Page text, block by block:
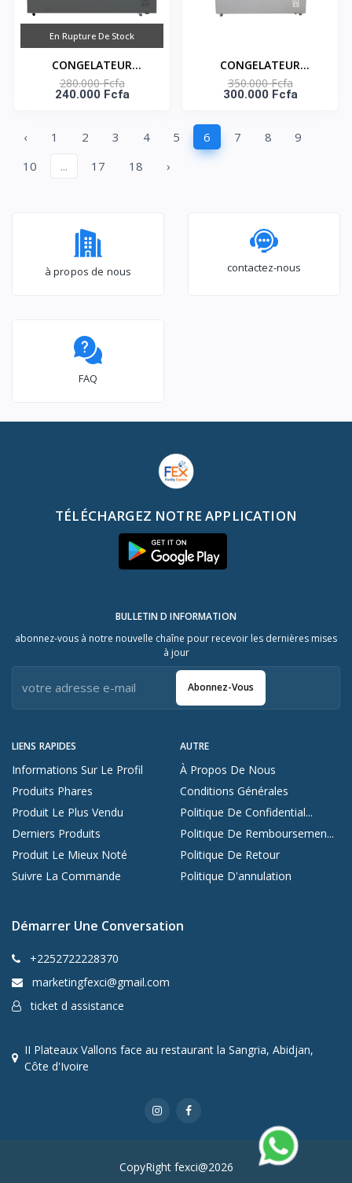
En Rupture De Stock
CONGELATEUR
HORIZONTAL UNE
PORTE GRIS AVEC
600WA-DS
280.000 Fcfa
240.000 Fcfa
CONGELATEUR
HORIZONTAL 519L -
DEUX PORTES - NAS-
350.000 Fcfa
300.000 Fcfa
‹ 1 2 3 4 5 6 7 8
9
10
... 17 18 ›
à propos de nous contactez-nous
FAQ
TÉLÉCHARGEZ NOTRE APPLICATION
LIENS RAPIDES
Informations Sur Le Profil
Produits Phares
Produit Le Plus Vendu
Derniers Produits
Produit Le Mieux Noté
Suivre La Commande
AUTRE
À Propos De Nous
Conditions Générales
Politique De Confidential...
Politique De Remboursemen...
Politique De Retour
Politique D'annulation
BULLETIN D INFORMATION
abonnez-vous à notre nouvelle chaîne pour recevoir les dernières mises
à jour
Abonnez-Vous
Démarrer Une Conversation
+2252722228370
marketingfexci@gmail.com
ticket d assistance
II Plateaux Vallons face au restaurant la Sangria, Abidjan,
Côte d'Ivoire
CopyRight fexci@2026